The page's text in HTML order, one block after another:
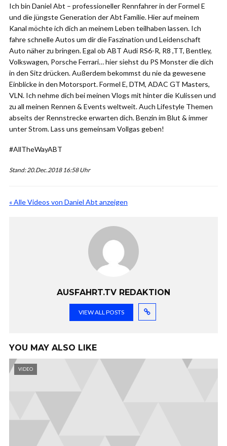
Ich bin Daniel Abt – professioneller Rennfahrer in der Formel E
und die jüngste Generation der Abt Familie. Hier auf meinem
Kanal möchte ich dich an meinem Leben teilhaben lassen. Ich
fahre schnelle Autos um dir die Faszination und Leidenschaft
Auto näher zu bringen. Egal ob ABT Audi RS6-R, R8 ,TT, Bentley,
Volkswagen, Porsche Ferrari… hier siehst du PS Monster die dich
in den Sitz drücken. Außerdem bekommst du nie da gewesene
Einblicke in den Motorsport. Formel E, DTM, ADAC GT Masters,
VLN. Ich nehme dich bei meinen Vlogs mit hinter die Kulissen und
zu all meinen Rennen & Events weltweit. Auch Lifestyle Themen
abseits der Rennstrecke erwarten dich. Benzin im Blut & immer
unter Strom. Lass uns gemeinsam Vollgas geben!
#AllTheWayABT
Stand: 20.Dec.2018 16:58 Uhr
« Alle Videos von Daniel Abt anzeigen
AUSFAHRT.TV REDAKTION
VIEW ALL POSTS
YOU MAY ALSO LIKE
VIDEO